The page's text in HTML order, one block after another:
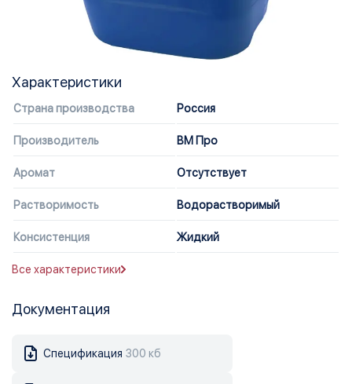
Характеристики
Страна производства Россия
Производитель ВМ Про
Аромат Отсутствует
Растворимость Водорастворимый
Консистенция Жидкий
Все характеристики
Документация
Спецификация 300 кб